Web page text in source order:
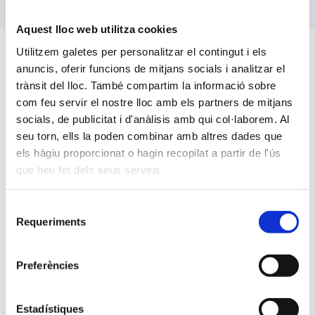
Aquest lloc web utilitza cookies
Utilitzem galetes per personalitzar el contingut i els
anuncis, oferir funcions de mitjans socials i analitzar el
trànsit del lloc. També compartim la informació sobre
com feu servir el nostre lloc amb els partners de mitjans
socials, de publicitat i d'anàlisis amb qui col·laborem. Al
seu torn, ells la poden combinar amb altres dades que
els hàgiu proporcionat o hagin recopilat a partir de l'ús
que heu fet dels seus serveis.
Requeriments
Preferències
Estadístiques
Estigues al dia
Novetats i notícies de la nostra escola